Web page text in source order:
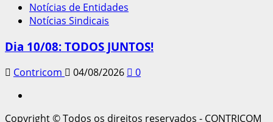
Notícias de Entidades
Notícias Sindicais
Dia 10/08: TODOS JUNTOS!
Contricom 04/08/2026
0
Copyright © Todos os direitos reservados - CONTRICOM